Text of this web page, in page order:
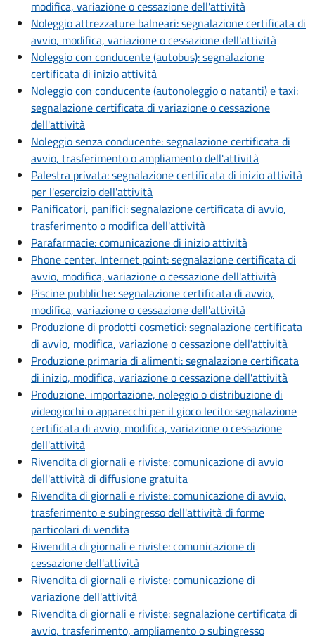
modifica, variazione o cessazione dell'attività
Noleggio attrezzature balneari: segnalazione certificata di
avvio, modifica, variazione o cessazione dell'attività
Noleggio con conducente (autobus): segnalazione
certificata di inizio attività
Noleggio con conducente (autonoleggio o natanti) e taxi:
segnalazione certificata di variazione o cessazione
dell'attività
Noleggio senza conducente: segnalazione certificata di
avvio, trasferimento o ampliamento dell'attività
Palestra privata: segnalazione certificata di inizio attività
per l'esercizio dell'attività
Panificatori, panifici: segnalazione certificata di avvio,
trasferimento o modifica dell'attività
Parafarmacie: comunicazione di inizio attività
Phone center, Internet point: segnalazione certificata di
avvio, modifica, variazione o cessazione dell'attività
Piscine pubbliche: segnalazione certificata di avvio,
modifica, variazione o cessazione dell'attività
Produzione di prodotti cosmetici: segnalazione certificata
di avvio, modifica, variazione o cessazione dell'attività
Produzione primaria di alimenti: segnalazione certificata
di inizio, modifica, variazione o cessazione dell'attività
Produzione, importazione, noleggio o distribuzione di
videogiochi o apparecchi per il gioco lecito: segnalazione
certificata di avvio, modifica, variazione o cessazione
dell'attività
Rivendita di giornali e riviste: comunicazione di avvio
dell'attività di diffusione gratuita
Rivendita di giornali e riviste: comunicazione di avvio,
trasferimento e subingresso dell'attività di forme
particolari di vendita
Rivendita di giornali e riviste: comunicazione di
cessazione dell'attività
Rivendita di giornali e riviste: comunicazione di
variazione dell'attività
Rivendita di giornali e riviste: segnalazione certificata di
avvio, trasferimento, ampliamento o subingresso